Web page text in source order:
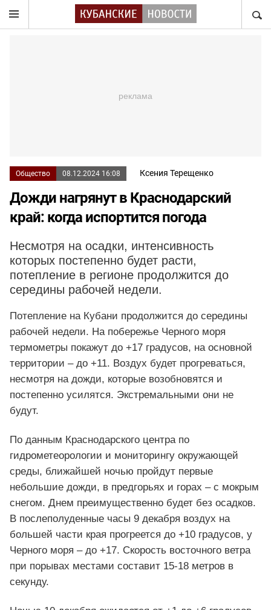
Общество 08.12.2024 16:08 Ксения Терещенко
Дожди нагрянут в Краснодарский
край: когда испортится погода
Несмотря на осадки, интенсивность
которых постепенно будет расти,
потепление в регионе продолжится до
середины рабочей недели.
Потепление на Кубани продолжится до середины
рабочей недели. На побережье Черного моря
термометры покажут до +17 градусов, на основной
территории – до +11. Воздух будет прогреваться,
несмотря на дожди, которые возобновятся и
постепенно усилятся. Экстремальными они не
будут.
По данным Краснодарского центра по
гидрометеорологии и мониторингу окружающей
среды, ближайшей ночью пройдут первые
небольшие дожди, в предгорьях и горах – с мокрым
снегом. Днем преимущественно будет без осадков.
В послеполуденные часы 9 декабря воздух на
большей части края прогреется до +10 градусов, у
Черного моря – до +17. Скорость восточного ветра
при порывах местами составит 15-18 метров в
секунду.